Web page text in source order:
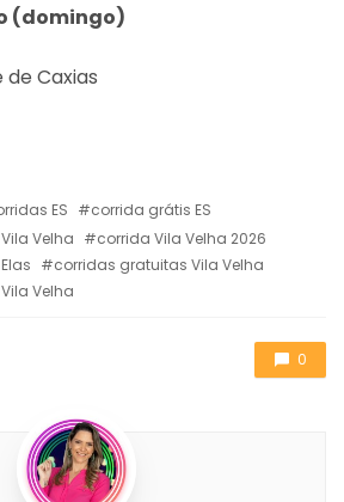
(domingo)
de Caxias
ES
corrida grátis ES
Velha
corrida Vila Velha 2026
corridas gratuitas Vila Velha
Velha
0